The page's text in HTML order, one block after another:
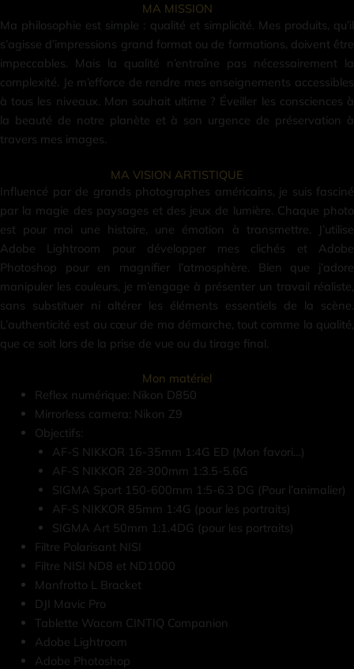
MA MISSION
Ma philosophie est simple : qualité et simplicité. Mes produits, qu’il
s’agisse d’impressions grand format ou de formations, doivent être
impeccables. Mais la qualité n’entraîne pas nécessairement la
complexité. Je m’efforce de rendre mes enseignements accessibles
à tous les niveaux. Mon souhait ultime ? Éveiller les consciences à
la beauté de notre planète et à son urgence de préservation à
travers mes images.
MA VISION ARTISTIQUE
Influencé par de grands photographes américains, je suis fasciné
par la magie des paysages et des jeux de lumière. Chaque photo
est pour moi une histoire, une émotion à transmettre. J’utilise
Adobe Lightroom pour développer mes clichés et Adobe
Photoshop pour en magnifier l’atmosphère. Bien que j’adore
manipuler les couleurs, je m’engage à présenter un travail réaliste,
sans substituer ni altérer les éléments essentiels de la scène.
L’authenticité est au cœur de ma démarche, tout comme la qualité,
que ce soit lors de la prise de vue ou du tirage final.
Mon matériel
Reflex numérique: Nikon D850
Mirrorless camera: Nikon Z9
Objectifs:
AF-S NIKKOR 16-35mm 1:4G ED (Mon favori…)
AF-S NIKKOR 28-300mm 1:3.5-5.6G
SIGMA Sport 150-600mm 1:5-6.3 DG (Pour l’animalier)
AF-S NIKKOR 85mm 1:4G (pour les portraits)
SIGMA Art 50mm 1:1.4DG (pour les portraits)
Filtre Polarisant NISI
Filtre NISI ND8 et ND1000
Manfrotto L Bracket
DJI Mavic Pro
Tablette Wacom CINTIQ Companion
Adobe Lightroom
Adobe Photoshop